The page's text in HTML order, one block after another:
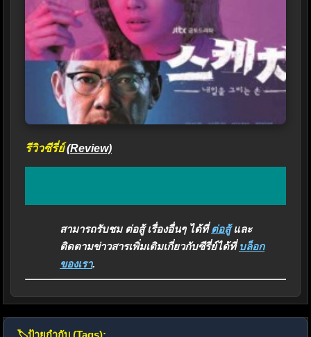
รีวิวซีรี่ย์(Review)
สามารถรับชม ต่อสู้ เรื่องอื่นๆ ได้ที่ ต่อสู้และ
ติดตามข่าวสารเพิ่มเติมเกี่ยวกับซีรี่ย์ได้ที่ บล็อก
ของเรา.